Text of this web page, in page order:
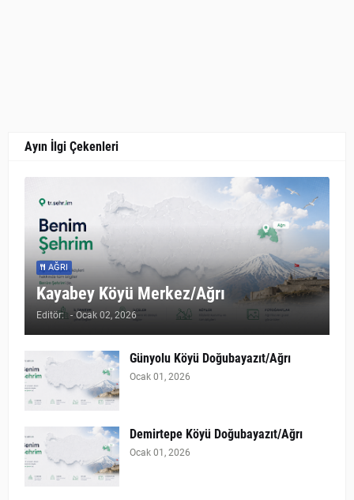
Ayın İlgi Çekenleri
AĞRI
Kayabey Köyü Merkez/Ağrı
Editör: - Ocak 02, 2026
Günyolu Köyü Doğubayazıt/Ağrı
Ocak 01, 2026
Demirtepe Köyü Doğubayazıt/Ağrı
Ocak 01, 2026